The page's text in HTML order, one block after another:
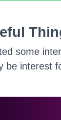
some
be interest